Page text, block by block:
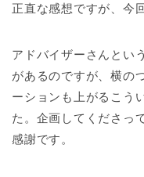
正直な感想ですが、今
アドバイザーさんとい
があるのですが、横の
ーションも上がるこう
た。企画してくださっ
感謝です。